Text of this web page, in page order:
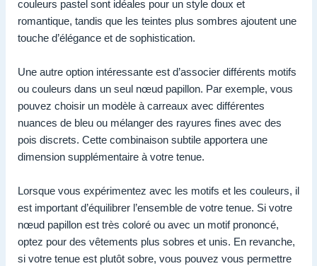
couleurs pastel sont idéales pour un style doux et
romantique, tandis que les teintes plus sombres ajoutent une
touche d’élégance et de sophistication.
Une autre option intéressante est d’associer différents motifs
ou couleurs dans un seul nœud papillon. Par exemple, vous
pouvez choisir un modèle à carreaux avec différentes
nuances de bleu ou mélanger des rayures fines avec des
pois discrets. Cette combinaison subtile apportera une
dimension supplémentaire à votre tenue.
Lorsque vous expérimentez avec les motifs et les couleurs, il
est important d’équilibrer l’ensemble de votre tenue. Si votre
nœud papillon est très coloré ou avec un motif prononcé,
optez pour des vêtements plus sobres et unis. En revanche,
si votre tenue est plutôt sobre, vous pouvez vous permettre